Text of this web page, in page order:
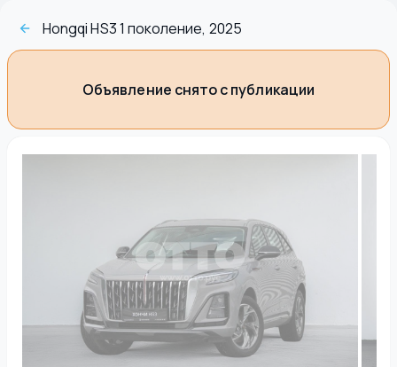
Hongqi HS3 1 поколение, 2025
Объявление снято с публикации